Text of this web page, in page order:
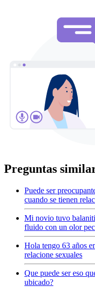
Preguntas
Puede ser
cuando se tienen
Mi novio tuvo
fluido con un olor
Hola tengo 63 años
relacione sexuales
Que puede ser eso
ubicado?